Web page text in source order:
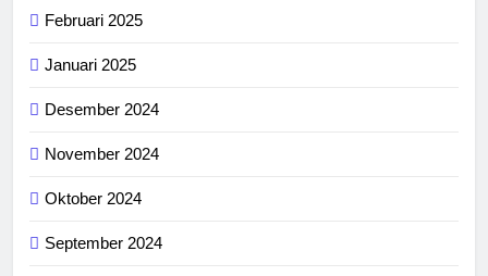
Februari 2025
Januari 2025
Desember 2024
November 2024
Oktober 2024
September 2024